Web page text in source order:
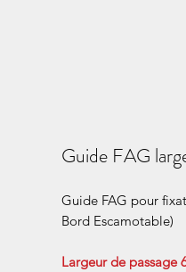
Guide FAG
Guide FAG pour
Bord Escamotable)
Largeur de passage